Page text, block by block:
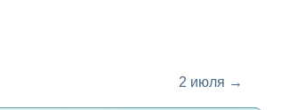
2 июля →